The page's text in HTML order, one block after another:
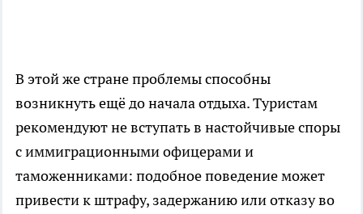
В этой же стране проблемы способны
возникнуть ещё до начала отдыха. Туристам
рекомендуют не вступать в настойчивые споры
с иммиграционными офицерами и
таможенниками: подобное поведение может
привести к штрафу, задержанию или отказу во